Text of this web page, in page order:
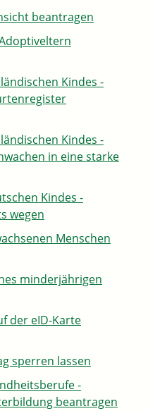
beantragen
Kindes -
Kindes -
in eine starke
Kindes -
wegen
Menschen
minderjährigen
der eID-Karte
sperren lassen
-
beantragen